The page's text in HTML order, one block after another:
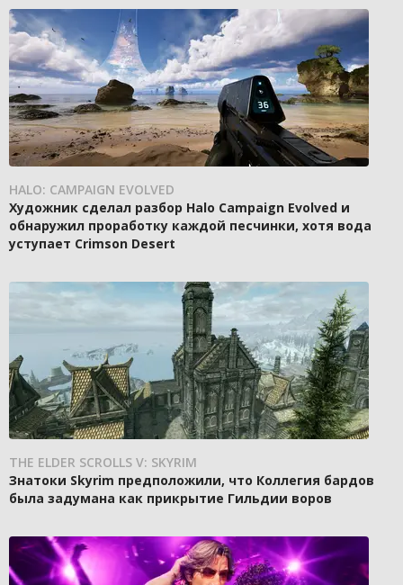
HALO: CAMPAIGN EVOLVED
Художник сделал разбор Halo Campaign Evolved и
обнаружил проработку каждой песчинки, хотя вода
уступает Crimson Desert
THE ELDER SCROLLS V: SKYRIM
Знатоки Skyrim предположили, что Коллегия бардов
была задумана как прикрытие Гильдии воров